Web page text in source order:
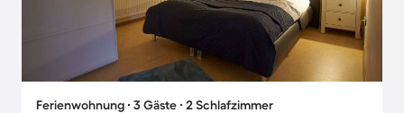
Ferienwohnung ∙ 3 Gäste ∙ 2 Schlafzimmer